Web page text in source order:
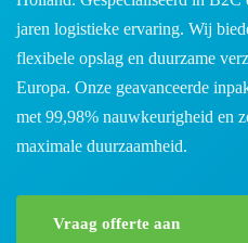
jaren logistieke ervaring. Wij
flexibele opslag en duurzame
Europa. Onze geavanceerde
met 99,98% nauwkeurigheid en
maximale duurzaamheid.
Vraag offerte aan